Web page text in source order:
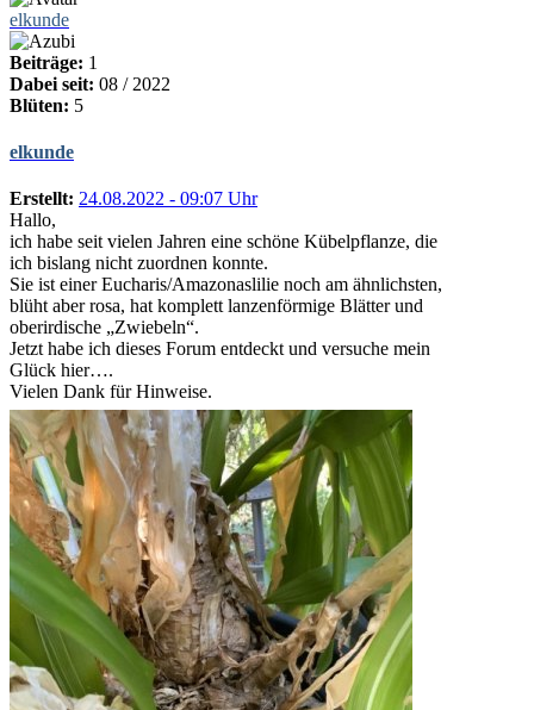
elkunde
Beiträge: 1
Dabei seit: 08 / 2022
Blüten: 5
elkunde
Erstellt: 24.08.2022 - 09:07 Uhr
Hallo,
ich habe seit vielen Jahren eine schöne Kübelpflanze, die
ich bislang nicht zuordnen konnte.
Sie ist einer Eucharis/Amazonaslilie noch am ähnlichsten,
blüht aber rosa, hat komplett lanzenförmige Blätter und
oberirdische „Zwiebeln“.
Jetzt habe ich dieses Forum entdeckt und versuche mein
Glück hier….
Vielen Dank für Hinweise.